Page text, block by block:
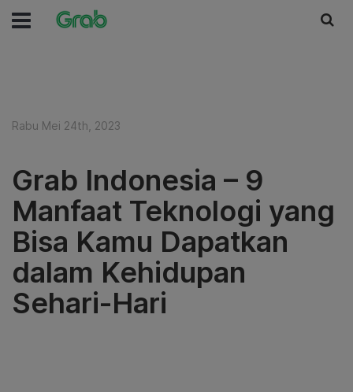
Rabu Mei 24th, 2023
Grab Indonesia – 9
Manfaat Teknologi yang
Bisa Kamu Dapatkan
dalam Kehidupan
Sehari-Hari